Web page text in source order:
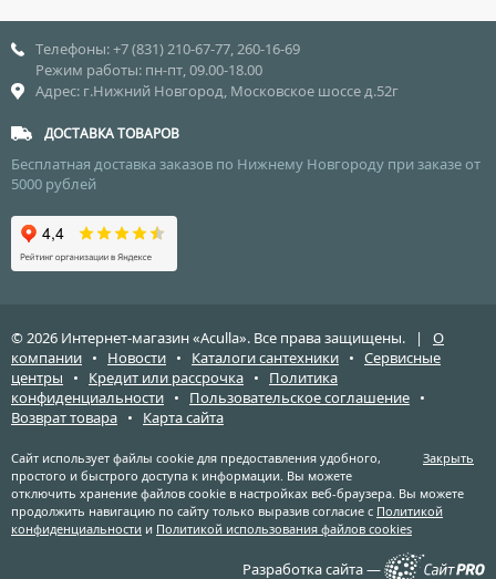
Телефоны: +7 (831) 210-67-77, 260-16-69
Режим работы: пн-пт, 09.00-18.00
Адрес: г.Нижний Новгород, Московское шоссе д.52г
ДОСТАВКА ТОВАРОВ
Бесплатная доставка заказов по Нижнему Новгороду при заказе от
5000 рублей
© 2026 Интернет-магазин «Aculla». Все права защищены. | О
компании • Новости • Каталоги сантехники • Сервисные
центры • Кредит или рассрочка • Политика
конфиденциальности • Пользовательское соглашение •
Возврат товара • Карта сайта
Закрыть
Сайт использует файлы cookie для предоставления удобного,
простого и быстрого доступа к информации. Вы можете
отключить хранение файлов cookie в настройках веб-браузера. Вы можете
продолжить навигацию по сайту только выразив согласие с Политикой
конфиденциальности и Политикой использования файлов cookies
Разработка сайта —